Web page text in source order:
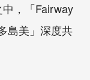
，「Fairway
島美」深度共